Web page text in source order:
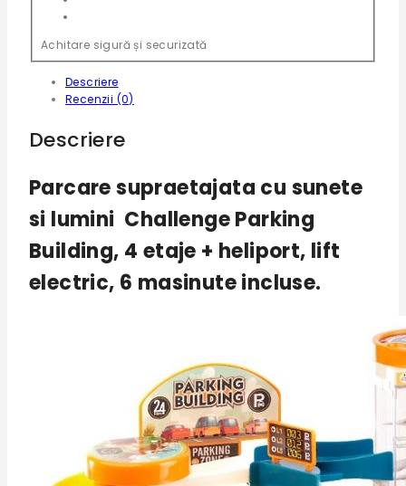
Achitare sigură și securizată
Descriere
Recenzii (0)
Descriere
Parcare supraetajata cu sunete
si lumini Challenge Parking
Building, 4 etaje + heliport, lift
electric, 6 masinute incluse.